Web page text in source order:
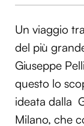
Un viaggio
del più
Giuseppe
questo lo
ideata dalla
Milano, che